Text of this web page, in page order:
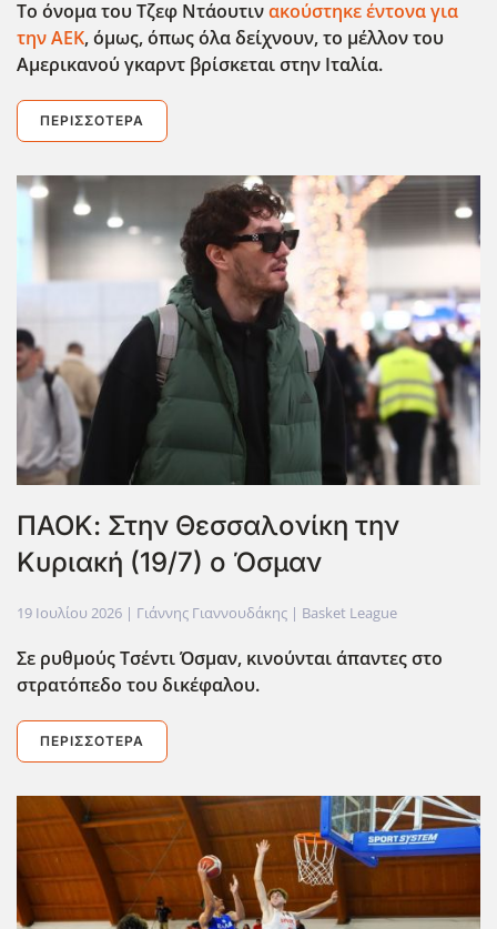
Το όνομα του Τζεφ Ντάουτινακούστηκε έντονα για
την ΑΕΚ, όμως, όπως όλα δείχνουν, το μέλλον του
Αμερικανού γκαρντ βρίσκεται στην Ιταλία.
ΠΕΡΙΣΣΌΤΕΡΑ
ΠΑΟΚ: Στην Θεσσαλονίκη την
Κυριακή (19/7) ο Όσμαν
19 Ιουλίου 2026 | Γιάννης Γιαννουδάκης | Basket League
Σε ρυθμούς Τσέντι Όσμαν, κινούνται άπαντες στο
στρατόπεδο του δικέφαλου.
ΠΕΡΙΣΣΌΤΕΡΑ